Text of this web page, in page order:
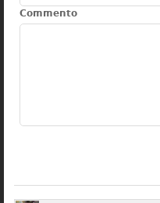
Commento